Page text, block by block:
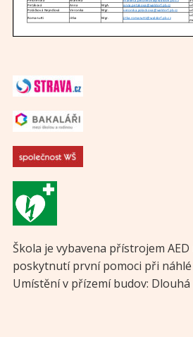
Škola je vybavena přístrojem
poskytnutí první pomoci při náhlé
Umístění v přízemí budov: Dlouhá